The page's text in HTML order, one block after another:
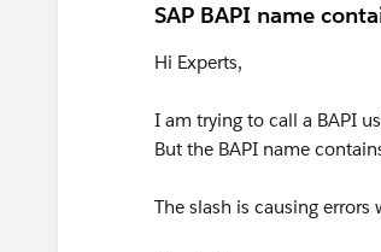
SAP BAPI name
Hi Experts,
I am trying to call a BAPI
But the BAPI name
The slash is causing